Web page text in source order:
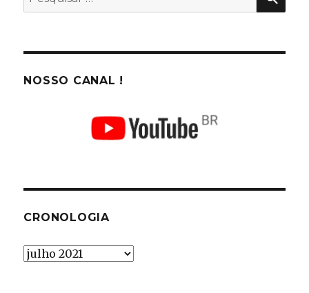
por:
NOSSO CANAL !
CRONOLOGIA
Cronologia